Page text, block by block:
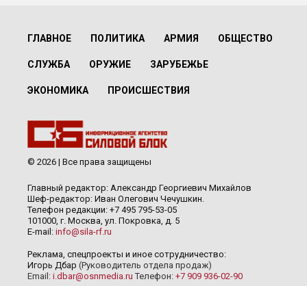
ГЛАВНОЕ ПОЛИТИКА АРМИЯ ОБЩЕСТВО
СЛУЖБА ОРУЖИЕ ЗАРУБЕЖЬЕ
ЭКОНОМИКА ПРОИСШЕСТВИЯ
© 2026 | Все права защищены
Главный редактор: Александр Георгиевич Михайлов
Шеф-редактор: Иван Олегович Чечушкин.
Телефон редакции: +7 495 795-53-05
101000, г. Москва, ул. Покровка, д. 5
E-mail: info@sila-rf.ru
Реклама, спецпроекты и иное сотрудничество:
Игорь Дбар (Руководитель отдела продаж)
Email: i.dbar@osnmedia.ru Телефон: +7 909 936-02-90